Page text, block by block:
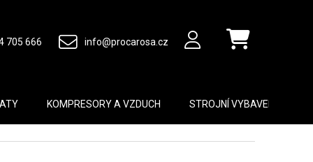
705 666 info@procarosa.cz Nákupní košík
KOMPRESORY A VZDUCH STROJNÍ VYBAVENÍ